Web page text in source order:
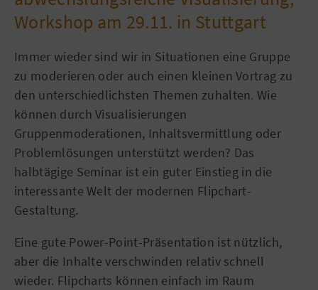
Workshop am 29.11. in Stuttgart
Immer wieder sind wir in Situationen eine Gruppe
zu moderieren oder auch einen kleinen Vortrag zu
den unterschiedlichsten Themen zuhalten. Wie
können durch Visualisierungen
Gruppenmoderationen, Inhaltsvermittlung oder
Problemlösungen unterstützt werden? Das
halbtägige Seminar ist ein guter Einstieg in die
interessante Welt der modernen Flipchart-
Gestaltung.
Eine gute Power-Point-Präsentation ist nützlich,
aber die Inhalte verschwinden relativ schnell
wieder. Flipcharts können einfach im Raum